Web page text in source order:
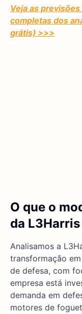
Veja as
completas dos
grátis) >>>
O que o
da
Analisamos a
transformação
de defesa, com
empresa está
demanda em
motores de